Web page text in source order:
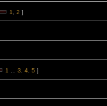
1 2 ]
1 3 4 5 ]